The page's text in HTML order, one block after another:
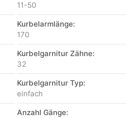
11-50
Kurbelarmlänge:
170
Kurbelgarnitur Zähne:
32
Kurbelgarnitur Typ:
einfach
Anzahl Gänge: